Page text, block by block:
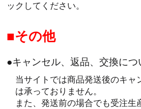
ックしてください。
その他
●キャンセル、返品、交換につ
当サイトでは商品発送後のキャ
は承っておりません。
また、発送前の場合でも受注生